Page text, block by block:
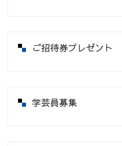
ご招待券プレゼント
学芸員募集